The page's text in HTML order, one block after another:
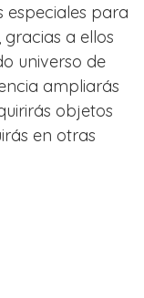
especiales para
a ellos
universo de
ampliarás
objetos
en otras